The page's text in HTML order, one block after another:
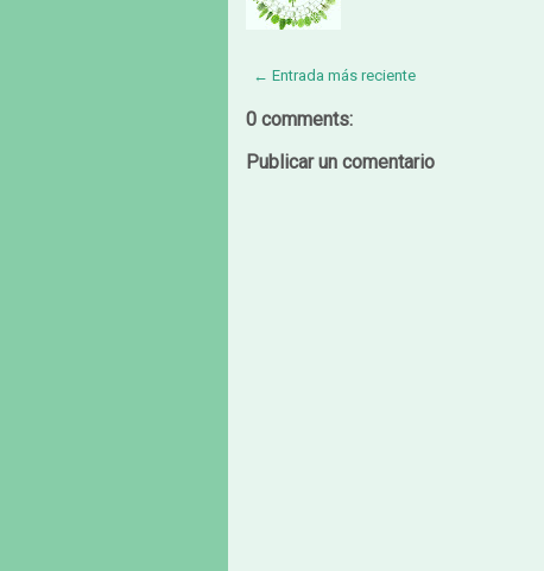
← Entrada más reciente
0 comments:
Publicar un comentario